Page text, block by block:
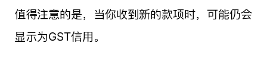
值得注意的是，当你收到新的款项时，可能仍会
显示为GST信用。